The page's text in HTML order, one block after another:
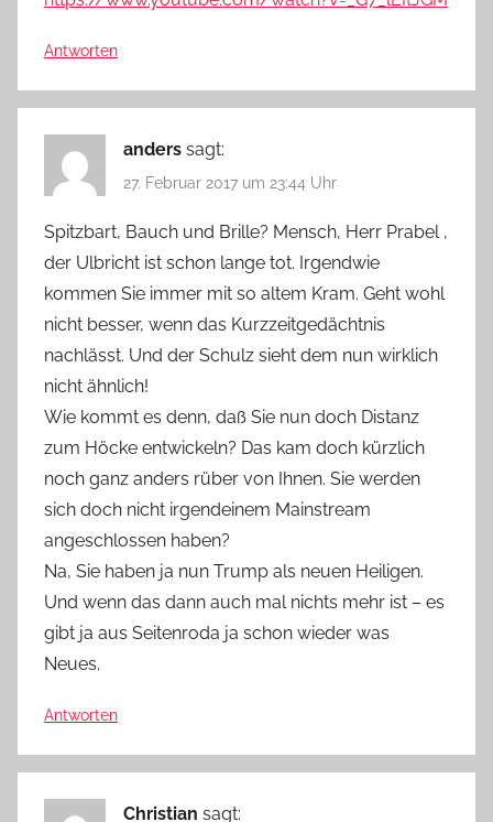
Antworten
anders sagt:
27. Februar 2017 um 23:44 Uhr
Spitzbart, Bauch und Brille? Mensch, Herr Prabel ,
der Ulbricht ist schon lange tot. Irgendwie
kommen Sie immer mit so altem Kram. Geht wohl
nicht besser, wenn das Kurzzeitgedächtnis
nachlässt. Und der Schulz sieht dem nun wirklich
nicht ähnlich!
Wie kommt es denn, daß Sie nun doch Distanz
zum Höcke entwickeln? Das kam doch kürzlich
noch ganz anders rüber von Ihnen. Sie werden
sich doch nicht irgendeinem Mainstream
angeschlossen haben?
Na, Sie haben ja nun Trump als neuen Heiligen.
Und wenn das dann auch mal nichts mehr ist – es
gibt ja aus Seitenroda ja schon wieder was
Neues.
Antworten
Christian sagt: